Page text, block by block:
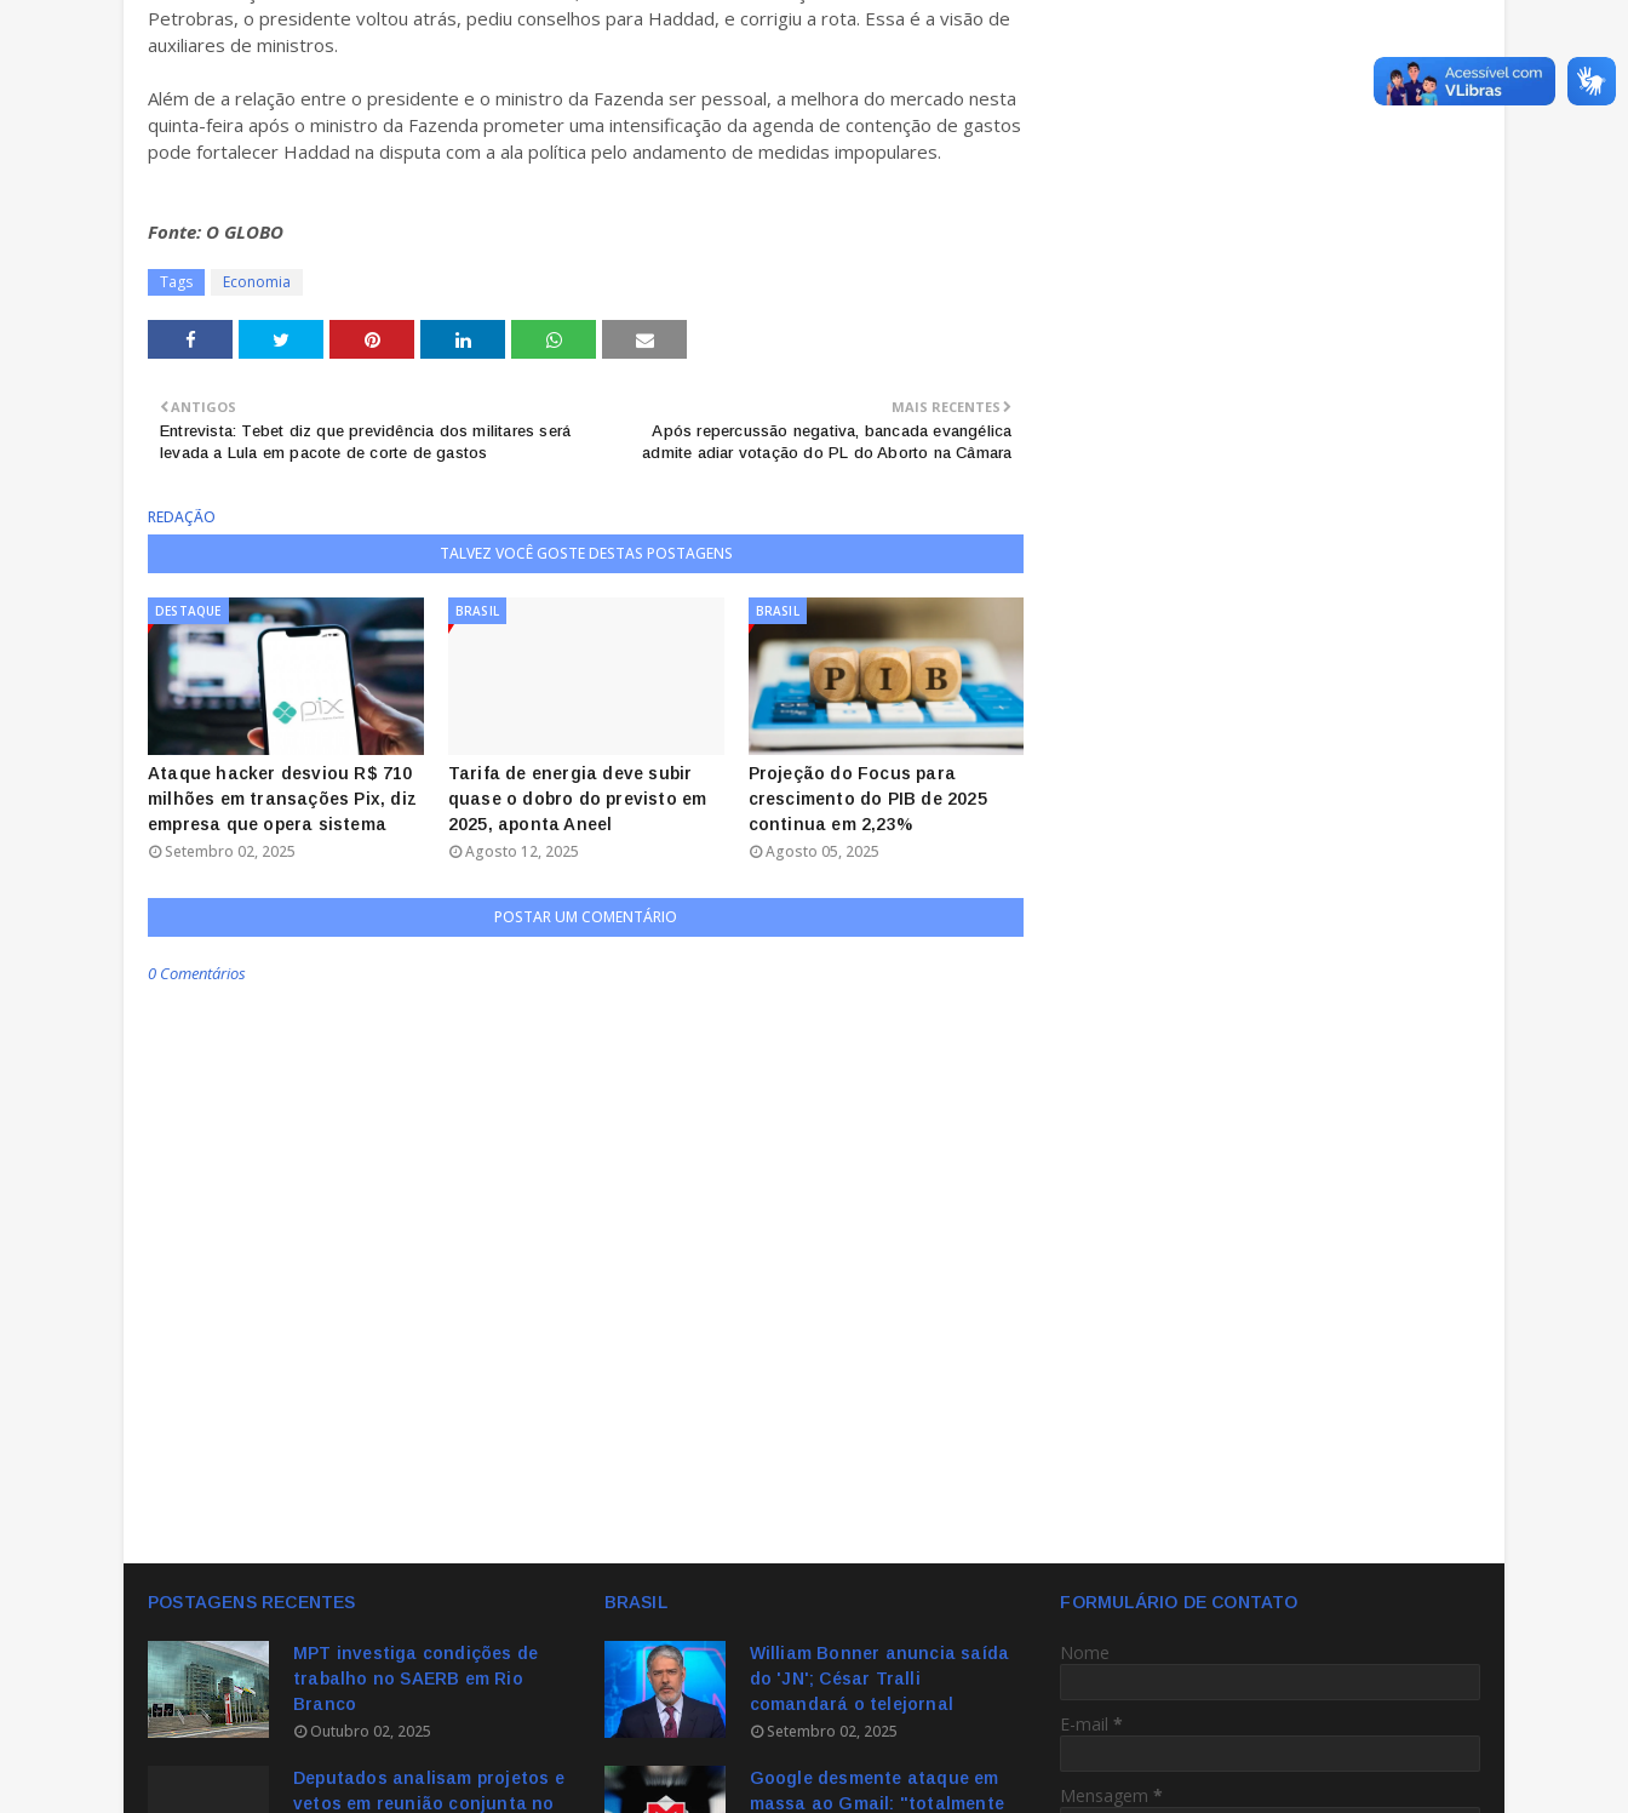
Petrobras, o presidente voltou atrás, pediu conselhos para Haddad, e corrigiu a rota. Essa é a visão de
auxiliares de ministros.
Além de a relação entre o presidente e o ministro da Fazenda ser pessoal, a melhora do mercado nesta
quinta-feira após o ministro da Fazenda prometer uma intensificação da agenda de contenção de gastos
pode fortalecer Haddad na disputa com a ala política pelo andamento de medidas impopulares.
Fonte: O GLOBO
Tags Economia
MAIS RECENTES
Após repercussão negativa, bancada evangélica
admite adiar votação do PL do Aborto na Câmara
ANTIGOS
Entrevista: Tebet diz que previdência dos militares será
levada a Lula em pacote de corte de gastos
REDAÇÃO
TALVEZ VOCÊ GOSTE DESTAS POSTAGENS
DESTAQUE
Ataque hacker desviou R$ 710
milhões em transações Pix, diz
empresa que opera sistema
Setembro 02, 2025
BRASIL
Tarifa de energia deve subir
quase o dobro do previsto em
2025, aponta Aneel
Agosto 12, 2025
BRASIL
Projeção do Focus para
crescimento do PIB de 2025
continua em 2,23%
Agosto 05, 2025
POSTAR UM COMENTÁRIO
0 Comentários
POSTAGENS RECENTES
MPT investiga condições de
trabalho no SAERB em Rio
Branco
Outubro 02, 2025
Deputados analisam projetos e
vetos em reunião conjunta no
BRASIL
William Bonner anuncia saída
do 'JN'; César Tralli
comandará o telejornal
Setembro 02, 2025
Google desmente ataque em
massa ao Gmail: "totalmente
FORMULÁRIO DE CONTATO
Nome
E-mail *
Mensagem *